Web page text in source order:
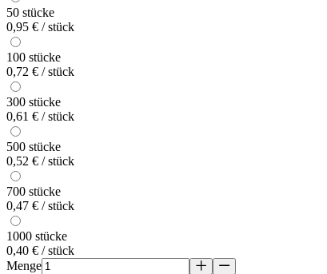
50 stücke
0,95 € / stück
100 stücke
0,72 € / stück
300 stücke
0,61 € / stück
500 stücke
0,52 € / stück
700 stücke
0,47 € / stück
1000 stücke
0,40 € / stück
Menge